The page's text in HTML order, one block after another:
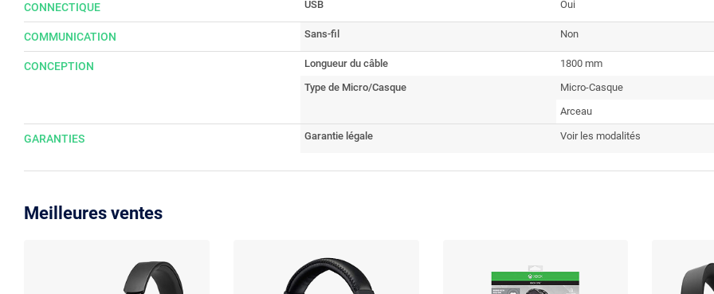
CONNECTIQUE USB Oui
COMMUNICATION Sans-fil Non
CONCEPTION Longueur du câble
1800 mm
Type de Micro/Casque
Micro-Casque
Arceau
GARANTIES Garantie légale Voir les modalités
Meilleures ventes